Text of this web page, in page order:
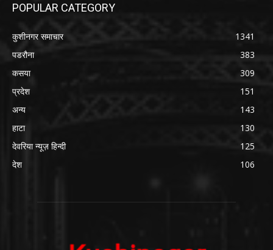
POPULAR CATEGORY
कुशीनगर समाचार
1341
पडरौना
383
कसया
309
प्रदेश
151
अन्य
143
हाटा
130
देवरिया न्यूज़ हिन्दी
125
देश
106